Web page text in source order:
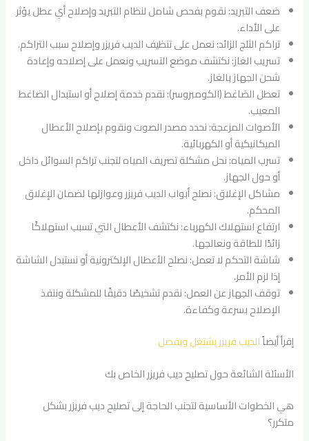
ضعف التبريد: نقوم بفحص شامل لنظام التبريد وإصلاح أي عطل يؤثر
على الأداء.
تراكم الثلج الزائد: نعمل على تنظيف الديب فريزر وإصلاح سبب التراكم.
تسريب الغاز: نكتشف موضع التسريب ونعمل على إصلاحه وإعادة
شحن الجهاز بالغاز.
تعطل الضاغط (الكومبروسر): نقدم خدمة إصلاح أو استبدال الضاغط
المعيب.
الأصوات المزعجة: نحدد مصدر الصوت ونقوم بإصلاح الأعطال
الميكانيكية أو الكهربائية.
تسرب المياه: نحل مشكلة تصريف المياه لتجنب تراكم السوائل داخل
أو حول الجهاز.
مشاكل الإغلاق: نصلح أبواب الديب فريزر وعوازلها لضمان الإغلاق
المحكم.
ارتفاع استهلاك الكهرباء: نكتشف الأعطال التي تسبب استهلاكًا
زائدًا للطاقة ونعالجها.
شاشة التحكم لا تعمل: نصلح الأعطال الإلكترونية أو نستبدل الشاشة
إذا لزم الأمر.
توقف الجهاز عن العمل: نقدم تشخيصًا دقيقًا للمشكلة وننفذ
الإصلاح بسرعة وكفاءة.
إقرأ أيضاًالديب فريزر يشتغل ويفصل
الأسئلة الشائعة حول تصليح ديب فريزر الخاص بك
هي الخطوات الأساسية لتجنب الحاجة إلى تصليح ديب فريزر بشكل
متكرر؟